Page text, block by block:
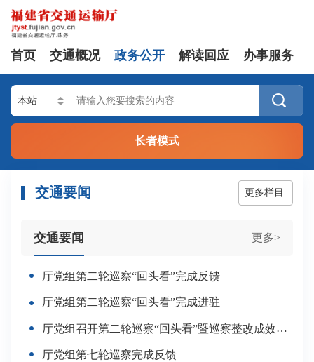
首页 交通概况 政务公开 解读回应 办事服务

长者模式
交通要闻 更多栏目
更多>
交通要闻
厅党组第二轮巡察“回头看”完成反馈
厅党组第二轮巡察“回头看”完成进驻
厅党组召开第二轮巡察“回头看”暨巡察整改成效评估工作动员部署会
厅党组第七轮巡察完成反馈